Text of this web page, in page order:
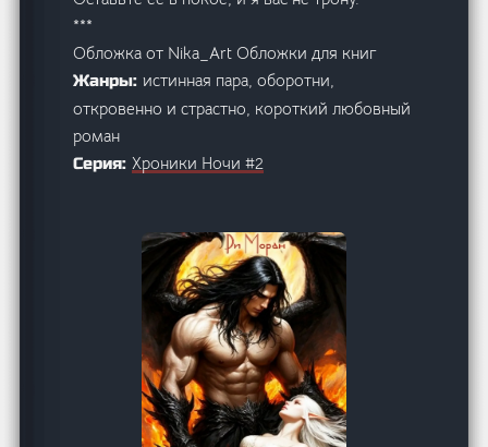
***
Обложка от Nika_Art Обложки для книг
Жанры:истинная пара, оборотни,
откровенно и страстно, короткий любовный
роман
Серия:Хроники Ночи #2